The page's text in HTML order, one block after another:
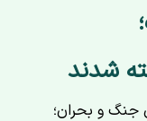
شدند
جنگ و بحران؛